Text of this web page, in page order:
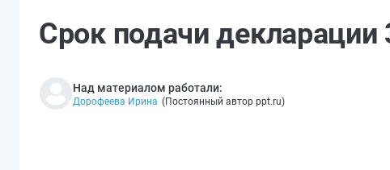
07.08
Важно Разработают единые критерии
Срок подачи
Над материалом работали:
Дорофеева Ирина (Постоянный автор ppt.ru)